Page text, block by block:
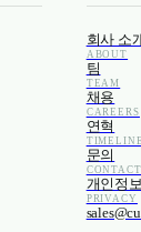
회사 소
ABOUT
팀
TEAM
채용
CAREERS
연혁
TIMELINE
문의
CONTACT
개인정
PRIVACY